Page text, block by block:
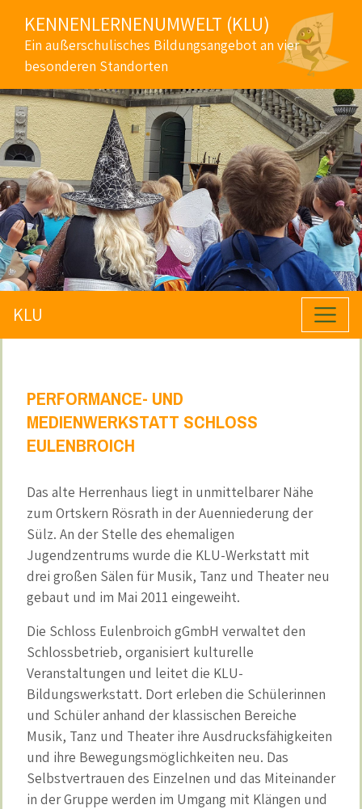
KENNENLERNENUMWELT (KLU)
Ein außerschulisches Bildungsangebot an vier
besonderen Standorten
KLU
PERFORMANCE- UND
MEDIENWERKSTATT SCHLOSS
EULENBROICH
Das alte Herrenhaus liegt in unmittelbarer Nähe
zum Ortskern Rösrath in der Auenniederung der
Sülz. An der Stelle des ehemaligen
Jugendzentrums wurde die KLU-Werkstatt mit
drei großen Sälen für Musik, Tanz und Theater neu
gebaut und im Mai 2011 eingeweiht.
Die Schloss Eulenbroich gGmbH verwaltet den
Schlossbetrieb, organisiert kulturelle
Veranstaltungen und leitet die KLU-
Bildungswerkstatt. Dort erleben die Schülerinnen
und Schüler anhand der klassischen Bereiche
Musik, Tanz und Theater ihre Ausdrucksfähigkeiten
und ihre Bewegungsmöglichkeiten neu. Das
Selbstvertrauen des Einzelnen und das Miteinander
in der Gruppe werden im Umgang mit Klängen und